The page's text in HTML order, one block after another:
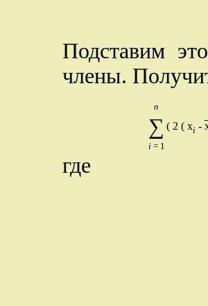
Подставим
члены.
n
∑ ( 2 ( xi-
i= 1
где